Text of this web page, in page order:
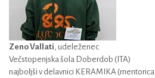
Zeno Vallati , udeleženec
Večstopenjska šola Doberdob (ITA)
najboljši v delavnici KERAMIKA